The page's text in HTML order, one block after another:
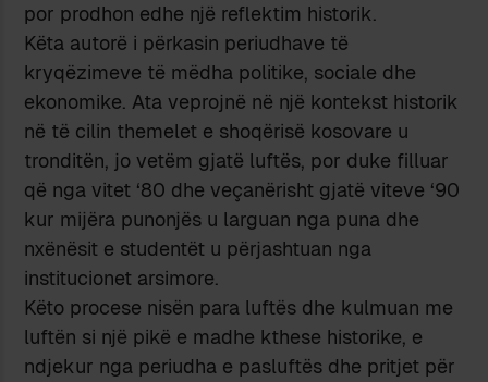
por prodhon edhe një reflektim historik.
Këta autorë i përkasin periudhave të
kryqëzimeve të mëdha politike, sociale dhe
ekonomike. Ata veprojnë në një kontekst historik
në të cilin themelet e shoqërisë kosovare u
tronditën, jo vetëm gjatë luftës, por duke filluar
që nga vitet ‘80 dhe veçanërisht gjatë viteve ‘90
kur mijëra punonjës u larguan nga puna dhe
nxënësit e studentët u përjashtuan nga
institucionet arsimore.
Këto procese nisën para luftës dhe kulmuan me
luftën si një pikë e madhe kthese historike, e
ndjekur nga periudha e pasluftës dhe pritjet për